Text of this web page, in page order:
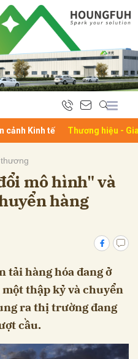
cảnh Kinh tế Thương hiệu -
mô hình" và
hàng
tải hàng hóa đang ở
thập kỷ và chuyển
ra thị trường đang
cầu.
Hủy